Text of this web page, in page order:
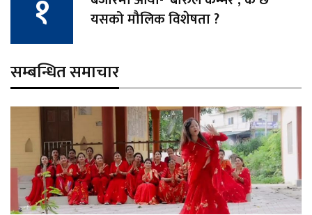
यसको मौलिक विशेषता ?
सम्बन्धित समाचार